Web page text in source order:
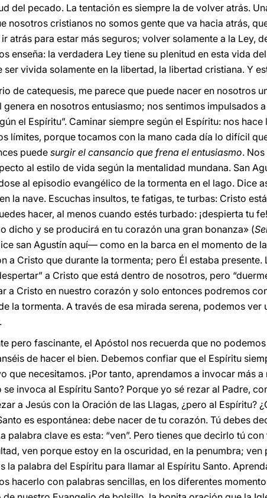
del pecado. La tentación es siempre la de volver atrás.
nosotros cristianos no somos gente que va hacia atrás,
atrás para estar más seguros; volver solamente a la Ley,
enseña: la verdadera Ley tiene su plenitud en esta vida
vivida solamente en la libertad, la libertad cristiana. Y
de catequesis, me parece que puede nacer en nosotros
en nosotros entusiasmo; nos sentimos impulsados
el Espíritu”. Caminar siempre según el Espíritu: nos
límites, porque tocamos con la mano cada día lo difícil
puede surgir el cansancio que frena el entusiasmo.
al estilo de vida según la mentalidad mundana. San
al episodio evangélico de la tormenta en el lago. Dice
la nave. Escuchas insultos, te fatigas, te turbas: Cristo
hacer, al menos cuando estés turbado: ¡despierta tu
dicho y se producirá en tu corazón una gran bonanza» (
san Agustín aquí— como en la barca en el momento de
a Cristo que durante la tormenta; pero Él estaba
a Cristo que está dentro de nosotros, pero
a Cristo en nuestro corazón y solo entonces podremos
la tormenta. A través de esa mirada serena, podemos
pero fascinante, el Apóstol nos recuerda que no
de hacer el bien. Debemos confiar que el Espíritu
que necesitamos. ¡Por tanto, aprendamos a invocar más
se invoca al Espíritu Santo? Porque yo sé rezar al Padre,
a Jesús con la Oración de las Llagas, ¿pero al Espíritu?
es espontánea: debe nacer de tu corazón. Tú debes
palabra clave es esta: “ven”. Pero tienes que decirlo tú
ven porque estoy en la oscuridad, en la penumbra;
la palabra del Espíritu para llamar al Espíritu Santo.
hacerlo con palabras sencillas, en los diferentes